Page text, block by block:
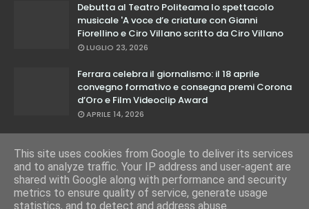
Debutta al Teatro Politeama lo spettacolo
musicale 'A voce d’e criature con Gianni
Fiorellino e Ciro Villano scritto da Ciro Villano
LUGLIO 23, 2026
Ferrara celebra il giornalismo: il 18 aprile
convegno formativo e consegna premi Corona
d’Oro e Film Videoclip Award
APRILE 14, 2026
con il suo nuovo spettacolo "E Loro Lo Sanno"
FEBBRAIO 17, 2026
This site uses cookies from Google to deliver its services
and to analyze traffic. Your IP address and user-agent are
shared with Google along with performance and security
metrics to ensure quality of service, generate usage
statistics, and to detect and address abuse.